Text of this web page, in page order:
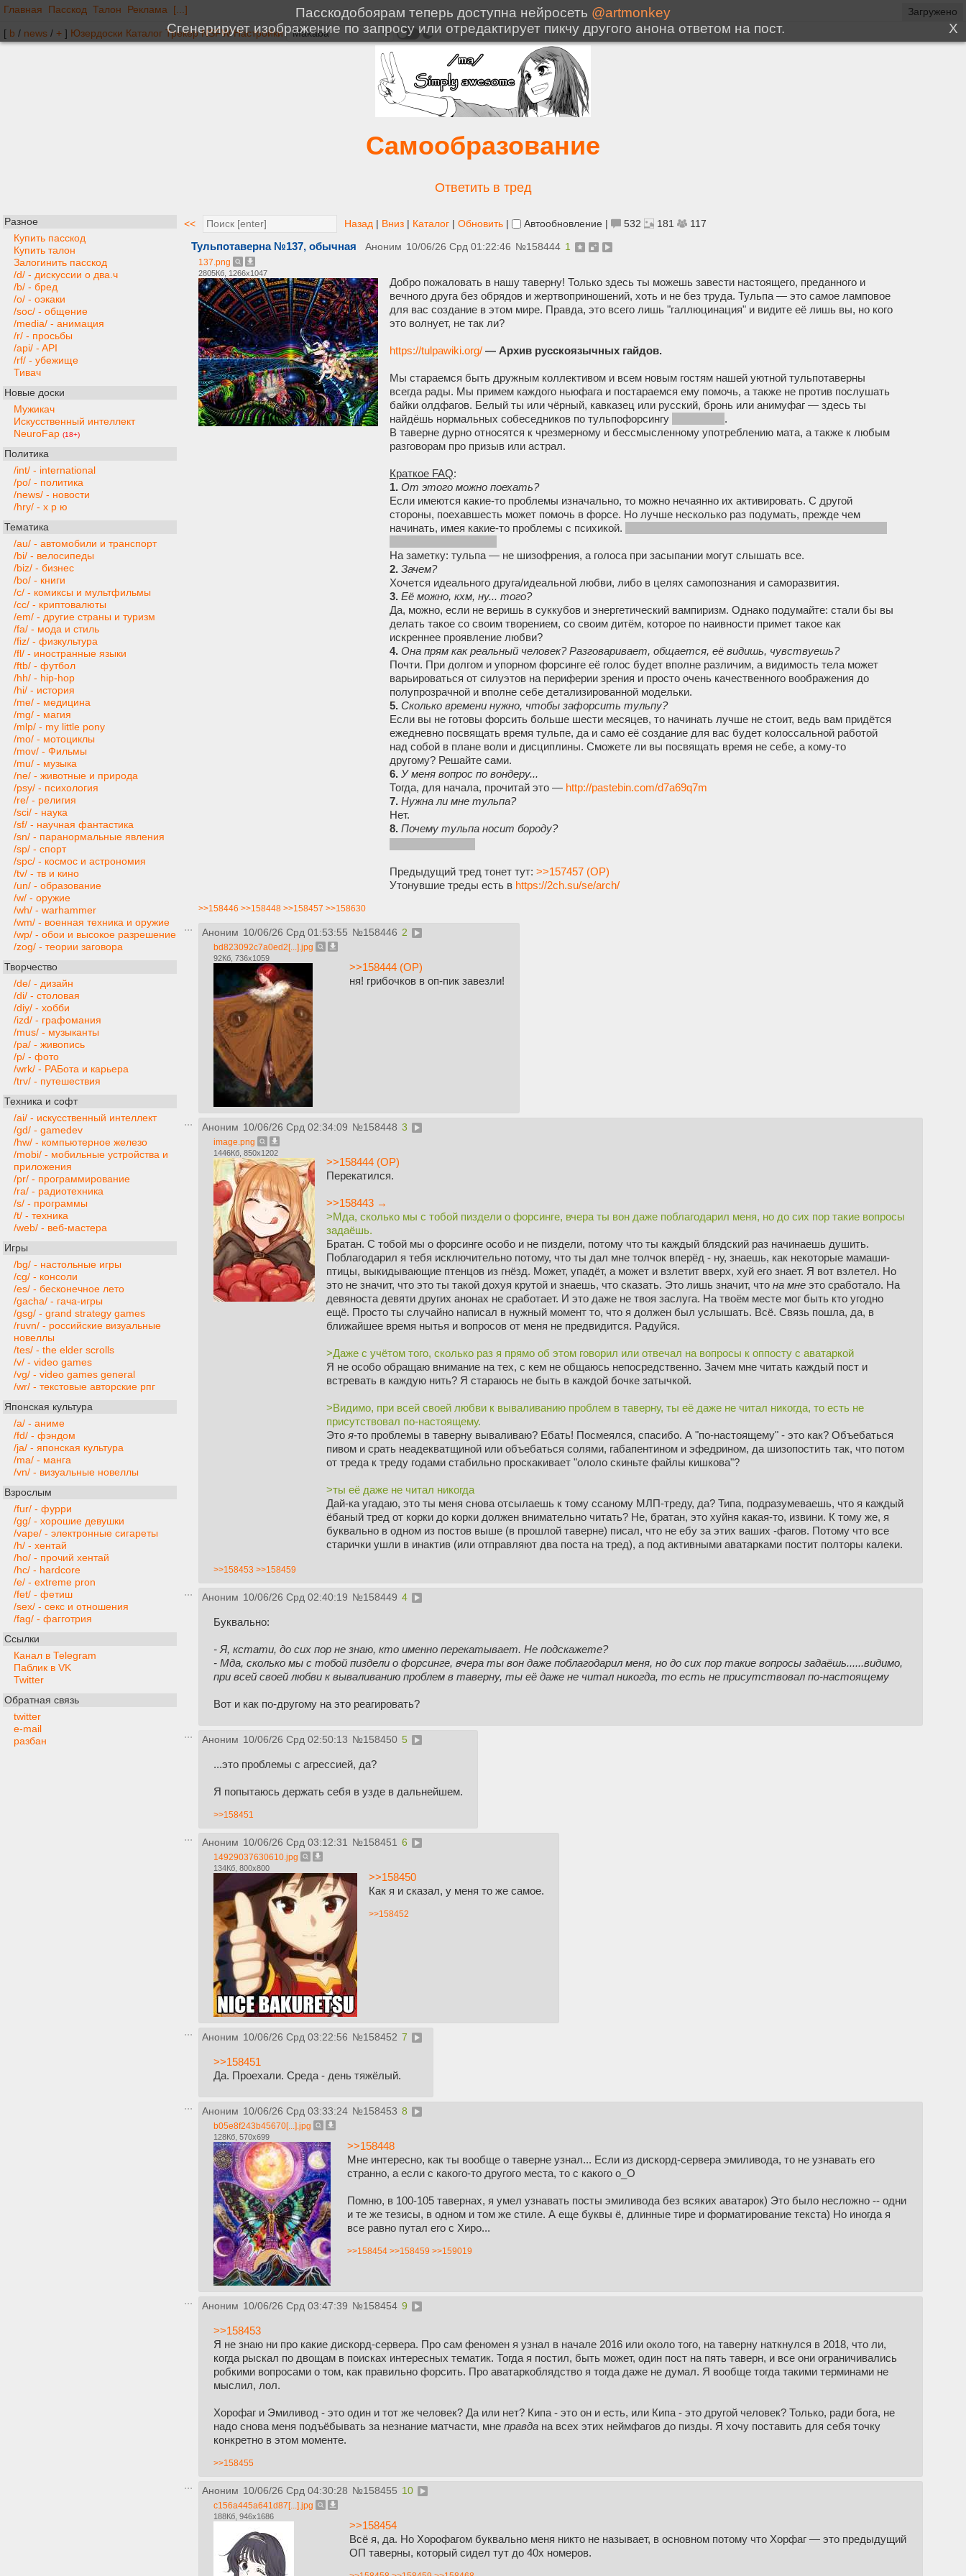
Главная Пасскод Талон Реклама [...]
[ b / news / + ] Юзердоски Каталог Трекер NSFW Настройки
Самообразование
Ответить в тред
Разное
Купить пасскод
Купить талон
Залогинить пасскод
/d/ - дискуссии о два.ч
/b/ - бред
/o/ - оэкаки
/soc/ - общение
/media/ - анимация
/r/ - просьбы
/api/ - API
/rf/ - убежище
Тивач
Новые доски
Мужикач
Искусственный интеллект
NeuroFap (18+)
Политика
/int/ - international
/po/ - политика
/news/ - новости
/hry/ - х р ю
Тематика
/au/ - автомобили и транспорт
/bi/ - велосипеды
/biz/ - бизнес
/bo/ - книги
/c/ - комиксы и мультфильмы
/cc/ - криптовалюты
/em/ - другие страны и туризм
/fa/ - мода и стиль
/fiz/ - физкультура
/fl/ - иностранные языки
/ftb/ - футбол
/hh/ - hip-hop
/hi/ - история
/me/ - медицина
/mg/ - магия
/mlp/ - my little pony
/mo/ - мотоциклы
/mov/ - Фильмы
/mu/ - музыка
/ne/ - животные и природа
/psy/ - психология
/re/ - религия
/sci/ - наука
/sf/ - научная фантастика
/sn/ - паранормальные явления
/sp/ - спорт
/spc/ - космос и астрономия
/tv/ - тв и кино
/un/ - образование
/w/ - оружие
/wh/ - warhammer
/wm/ - военная техника и оружие
/wp/ - обои и высокое разрешение
/zog/ - теории заговора
Творчество
/de/ - дизайн
/di/ - столовая
/diy/ - хобби
/izd/ - графомания
/mus/ - музыканты
/pa/ - живопись
/p/ - фото
/wrk/ - РАБота и карьера
/trv/ - путешествия
Техника и софт
/ai/ - искусственный интеллект
/gd/ - gamedev
/hw/ - компьютерное железо
/mobi/ - мобильные устройства и
приложения
/pr/ - программирование
/ra/ - радиотехника
/s/ - программы
/t/ - техника
/web/ - веб-мастера
Игры
/bg/ - настольные игры
/cg/ - консоли
/es/ - бесконечное лето
/gacha/ - гача-игры
/gsg/ - grand strategy games
/ruvn/ - российские визуальные
новеллы
/tes/ - the elder scrolls
/v/ - video games
/vg/ - video games general
/wr/ - текстовые авторские рпг
Японская культура
/a/ - аниме
/fd/ - фэндом
/ja/ - японская культура
/ma/ - манга
/vn/ - визуальные новеллы
Взрослым
/fur/ - фурри
/gg/ - хорошие девушки
/vape/ - электронные сигареты
/h/ - хентай
/ho/ - прочий хентай
/hc/ - hardcore
/e/ - extreme pron
/fet/ - фетиш
/sex/ - секс и отношения
/fag/ - фагготрия
Ссылки
Канал в Telegram
Паблик в VK
Twitter
Обратная связь
twitter
e-mail
разбан
<< Назад | Вниз | Каталог | Обновить | Автообновление | 532 181 117
Тульпотаверна №137, обычная Аноним 10/06/26 Срд 01:22:46 №158444 1
137.png
2805Кб, 1266x1047
Добро пожаловать в нашу таверну! Только здесь ты можешь завести настоящего, преданного и
вечного друга без обрядов и жертвоприношений, хоть и не без труда. Тульпа — это самое ламповое
для вас создание в этом мире. Правда, это всего лишь "галлюцинация" и видите её лишь вы, но кого
это волнует, не так ли?
https://tulpawiki.org/ — Архив русскоязычных гайдов.
Мы стараемся быть дружным коллективом и всем новым гостям нашей уютной тульпотаверны
всегда рады. Мы примем каждого ньюфага и постараемся ему помочь, а также не против послушать
байки олдфагов. Белый ты или чёрный, кавказец или русский, бронь или анимуфаг — здесь ты
найдёшь нормальных собеседников по тульпофорсингу
.
В таверне дурно относятся к чрезмерному и бессмысленному употреблению мата, а также к любым
разговорам про призыв или астрал.
Краткое FAQ:
1. От этого можно поехать?
Если имеются какие-то проблемы изначально, то можно нечаянно их активировать. С другой
стороны, поехавшесть может помочь в форсе. Но лучше несколько раз подумать, прежде чем
начинать, имея какие-то проблемы с психикой.
На заметку: тульпа — не шизофрения, а голоса при засыпании могут слышать все.
2. Зачем?
Хочется идеального друга/идеальной любви, либо в целях самопознания и саморазвития.
3. Её можно, кхм, ну... того?
Да, можно, если не веришь в суккубов и энергетический вампиризм. Однако подумайте: стали бы вы
делать такое со своим творением, со своим дитём, которое по наивности примет такое как
искреннее проявление любви?
4. Она прям как реальный человек? Разговаривает, общается, её видишь, чувствуешь?
Почти. При долгом и упорном форсинге её голос будет вполне различим, а видимость тела может
варьироваться от силуэтов на периферии зрения и просто очень качественного воображения до
полупрозрачной и вполне себе детализированной модельки.
5. Сколько времени нужно, чтобы зафорсить тульпу?
Если вы не готовы форсить больше шести месяцев, то начинать лучше не стоит, ведь вам придётся
ежедневно посвящать время тульпе, да и само её создание для вас будет колоссальной работой
над собой в плане воли и дисциплины. Сможете ли вы посвящать время не себе, а кому-то
другому? Решайте сами.
6. У меня вопрос по вондеру...
Тогда, для начала, прочитай это — http://pastebin.com/d7a69q7m
7. Нужна ли мне тульпа?
Нет.
8. Почему тульпа носит бороду?
н3 прNглRдbIв4йсR
Предыдущий тред тонет тут: >>157457 (OP)
Утонувшие треды есть в https://2ch.su/se/arch/
>>158446 >>158448 >>158457 >>158630
Аноним 10/06/26 Срд 01:53:55 №158446 2
bd823092c7a0ed2[...].jpg
92Кб, 736x1059
>>158444 (OP)
ня! грибочков в оп-пик завезли!
Аноним 10/06/26 Срд 02:34:09 №158448 3
image.png
1446Кб, 850x1202
>>158444 (OP)
Перекатился.
>>158443 →
>Мда, сколько мы с тобой пиздели о форсинге, вчера ты вон даже поблагодарил меня, но до сих пор такие вопросы
задаёшь.
Братан. С тобой мы о форсинге особо и не пиздели, потому что ты каждый блядский раз начинаешь душить.
Поблагодарил я тебя исключительно потому, что ты дал мне толчок вперёд - ну, знаешь, как некоторые мамаши-
птицы, выкидывающие птенцов из гнёзд. Может, упадёт, а может и взлетит вверх, хуй его знает. Я вот взлетел. Но
это не значит, что это ты такой дохуя крутой и знаешь, что сказать. Это лишь значит, что на мне это сработало. На
девяноста девяти других анонах не сработает. И это даже не твоя заслуга. На твоём месте мог быть кто угодно
ещё. Просто ты случайно написал в нужный момент то, что я должен был услышать. Всё. Связь пошла, да, в
ближайшее время нытья и вопросов от меня не предвидится. Радуйся.
>Даже с учётом того, сколько раз я прямо об этом говорил или отвечал на вопросы к оппосту с аватаркой
Я не особо обращаю внимание на тех, с кем не общаюсь непосредственно. Зачем мне читать каждый пост и
встревать в каждую нить? Я стараюсь не быть в каждой бочке затычкой.
>Видимо, при всей своей любви к вываливанию проблем в таверну, ты её даже не читал никогда, то есть не
присутствовал по-настоящему.
Это я-то проблемы в таверну вываливаю? Ебать! Посмеялся, спасибо. А "по-настоящему" - это как? Объебаться
пивом и срать неадекватщиной или объебаться солями, габапентином и эфедрином, да шизопостить так, что потом
от треда к треду годами стабильно проскакивает "ололо скиньте файлы кишкова"?
>ты её даже не читал никогда
Дай-ка угадаю, это ты меня снова отсылаешь к тому ссаному МЛП-треду, да? Типа, подразумеваешь, что я каждый
ёбаный тред от корки до корки должен внимательно читать? Не, братан, это хуйня какая-то, извини. К тому же, я
буквально в одном из постов выше (в прошлой таверне) писал, что не ебу за этих ваших -фагов. Потому что все
старички ушли в инактив (или отправляют два поста на тред), а под активными аватарками постит полторы калеки.
хочется. Наплыв такой мерзкий илитарности этой вонючей. ОЭЛДЭФАЖНОСТИ пососной. В чём проблема просто
Ты, конечно, не обессудь. Меня просто нереально с этой псевдоилитарской претенциозности порвало.
Хорофажженек.
>>158453 >>158459
Аноним 10/06/26 Срд 02:40:19 №158449 4
Буквально:
- Я, кстати, до сих пор не знаю, кто именно перекатывает. Не подскажете?
- Мда, сколько мы с тобой пиздели о форсинге, вчера ты вон даже поблагодарил меня, но до сих пор такие вопросы задаёшь......видимо,
при всей своей любви к вываливанию проблем в таверну, ты её даже не читал никогда, то есть не присутствовал по-настоящему
Вот и как по-другому на это реагировать?
Аноним 10/06/26 Срд 02:50:13 №158450 5
...это проблемы с агрессией, да?
Я попытаюсь держать себя в узде в дальнейшем.
>>158451
Аноним 10/06/26 Срд 03:12:31 №158451 6
14929037630610.jpg
134Кб, 800x800
>>158450
Как я и сказал, у меня то же самое.
>>158452
Аноним 10/06/26 Срд 03:22:56 №158452 7
>>158451
Да. Проехали. Среда - день тяжёлый.
Аноним 10/06/26 Срд 03:33:24 №158453 8
b05e8f243b45670[...].jpg
128Кб, 570x699
>>158448
Мне интересно, как ты вообще о таверне узнал... Если из дискорд-сервера эмиливода, то не узнавать его
странно, а если с какого-то другого места, то с какого o_O
Помню, в 100-105 тавернах, я умел узнавать посты эмиливода без всяких аватарок) Это было несложно -- одни
и те же тезисы, в одном и том же стиле. А еще буквы ё, длинные тире и форматирование текста) Но иногда я
все равно путал его с Хиро...
>>158454 >>158459 >>159019
Аноним 10/06/26 Срд 03:47:39 №158454 9
>>158453
Я не знаю ни про какие дискорд-сервера. Про сам феномен я узнал в начале 2016 или около того, на таверну наткнулся в 2018, что ли,
когда рыскал по двощам в поисках интересных тематик. Тогда я постил, быть может, один пост на пять таверн, и все они ограничивались
робкими вопросами о том, как правильно форсить. Про аватаркоблядство я тогда даже не думал. Я вообще тогда такими терминами не
мыслил, лол.
Хорофаг и Эмиливод - это один и тот же человек? Да или нет? Кипа - это он и есть, или Кипа - это другой человек? Только, ради бога, не
надо снова меня подъёбывать за незнание матчасти, мне правда на всех этих неймфагов до пизды. Я хочу поставить для себя точку
конкретно в этом моменте.
>>158455
Аноним 10/06/26 Срд 04:30:28 №158455 10
c156a445a641d87[...].jpg
188Кб, 946x1686
>>158454
Всё я, да. Но Хорофагом буквально меня никто не называет, в основном потому что Хорфаг — это предыдущий
ОП таверны, который сидел тут до 40х номеров.